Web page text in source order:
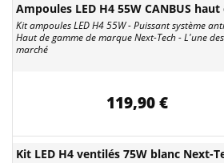
Ampoules LED H4 55W CANBUS
Kit ampoules LED H4 55W - Puissant système
Haut de gamme de marque Next-Tech - L'une
marché
119,90 €
Kit LED H4 ventilés 75W blanc Next-